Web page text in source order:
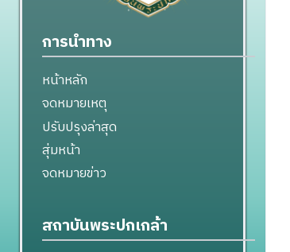
การนำทาง
หน้าหลัก
จดหมายเหตุ
ปรับปรุงล่าสุด
สุ่มหน้า
จดหมายข่าว
สถาบันพระปกเกล้า